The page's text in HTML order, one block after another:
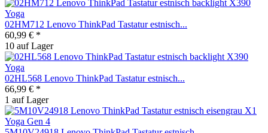
02HM712 Lenovo ThinkPad Tastatur estnisch...
60,99 € *
10 auf Lager
02HL568 Lenovo ThinkPad Tastatur estnisch...
66,99 € *
1 auf Lager